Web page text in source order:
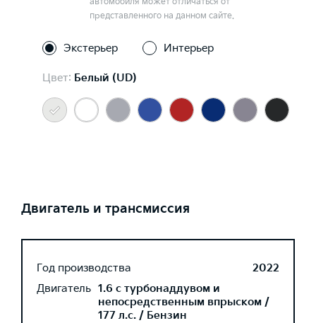
представленного на данном сайте.
Экстерьер Интерьер
Цвет: Белый (UD)
Двигатель и трансмиссия
Год производства
2022
Двигатель 1.6 с турбонаддувом и
непосредственным впрыском /
177 л.с. / Бензин